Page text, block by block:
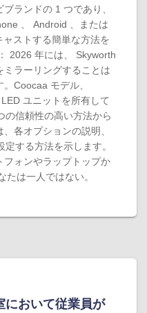
ランドの 1 つであり、
、 Android 、または
ストする簡単な方法を
2026 年には、 Skyworth
ミラーリングすることは
Coocaa モデル、
ユニットを所有して
の信頼性の高い方法から
各オプションの説明、
する方法を示します。
フォンやラップトップか
たは一人ではない。
において従業員が